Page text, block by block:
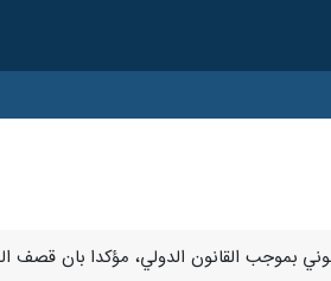
قانوني بموجب القانون الدولي، مؤكدا بان قصف